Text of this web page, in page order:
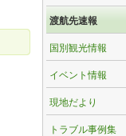
渡航先速報
国別観光情報
イベント情報
現地だより
トラブル事例集